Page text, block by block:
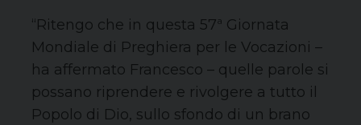
“Ritengo che in questa 57ª Giornata
Mondiale di Preghiera per le Vocazioni –
ha affermato Francesco – quelle parole si
possano riprendere e rivolgere a tutto il
Popolo di Dio, sullo sfondo di un brano